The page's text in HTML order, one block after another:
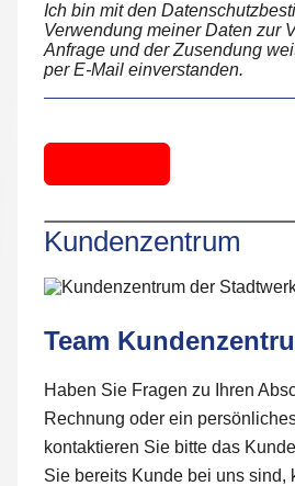
Ich bin mit den
Verwendung meiner Daten zur
Anfrage und der Zusendung
per E-Mail einverstanden.
Kundenzentrum
Kundenzentrum
Team
Haben Sie Fragen zu Ihren
Rechnung oder ein
kontaktieren Sie bitte das
Sie bereits Kunde bei uns sind,